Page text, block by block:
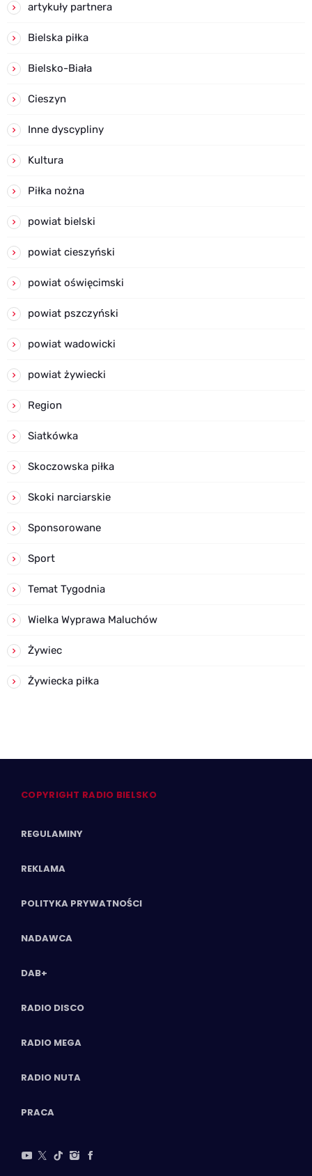
artykuły partnera
Bielska piłka
Bielsko-Biała
Cieszyn
Inne dyscypliny
Kultura
Piłka nożna
powiat bielski
powiat cieszyński
powiat oświęcimski
powiat pszczyński
powiat wadowicki
powiat żywiecki
Region
Siatkówka
Skoczowska piłka
Skoki narciarskie
Sponsorowane
Sport
Temat Tygodnia
Wielka Wyprawa Maluchów
Żywiec
Żywiecka piłka
COPYRIGHT RADIO BIELSKO
REGULAMINY
REKLAMA
POLITYKA PRYWATNOŚCI
NADAWCA
DAB+
RADIO DISCO
RADIO MEGA
RADIO NUTA
PRACA